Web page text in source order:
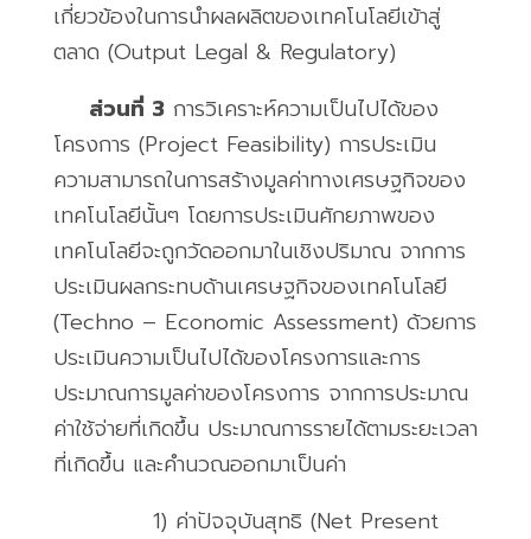
เกี่ยวข้องในการนำผลผลิตของเทคโนโลยีเข้าสู่
ตลาด (Output Legal & Regulatory)
ส่วนที่ 3 การวิเคราะห์ความเป็นไปได้ของ
โครงการ (Project Feasibility) การประเมิน
ความสามารถในการสร้างมูลค่าทางเศรษฐกิจของ
เทคโนโลยีนั้นๆ โดยการประเมินศักยภาพของ
เทคโนโลยีจะถูกวัดออกมาในเชิงปริมาณ จากการ
ประเมินผลกระทบด้านเศรษฐกิจของเทคโนโลยี
(Techno – Economic Assessment) ด้วยการ
ประเมินความเป็นไปได้ของโครงการและการ
ประมาณการมูลค่าของโครงการ จากการประมาณ
ค่าใช้จ่ายที่เกิดขึ้น ประมาณการรายได้ตามระยะเวลา
ที่เกิดขึ้น และคำนวณออกมาเป็นค่า
1) ค่าปัจจุบันสุทธิ (Net Present